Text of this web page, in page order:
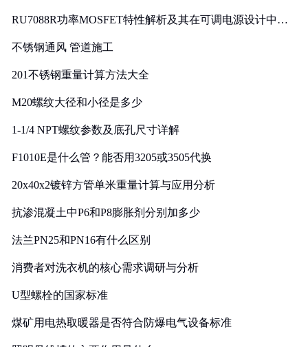
RU7088R功率MOSFET特性解析及其在可调电源设计中的
不锈钢通风 管道施工
201不锈钢重量计算方法大全
M20螺纹大径和小径是多少
1-1/4 NPT螺纹参数及底孔尺寸详解
F1010E是什么管？能否用3205或3505代换
20x40x2镀锌方管单米重量计算与应用分析
抗渗混凝土中P6和P8膨胀剂分别加多少
法兰PN25和PN16有什么区别
消费者对洗衣机的核心需求调研与分析
U型螺栓的国家标准
煤矿用电热取暖器是否符合防爆电气设备标准